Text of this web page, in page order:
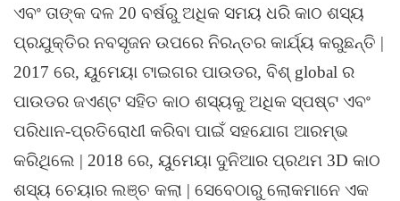
ଏବଂ ତାଙ୍କ ଦଳ 20 ବର୍ଷରୁ ଅଧିକ ସମୟ ଧରି କାଠ ଶସ୍ୟ
ପ୍ରଯୁକ୍ତିର ନବସୃଜନ ଉପରେ ନିରନ୍ତର କାର୍ଯ୍ୟ କରୁଛନ୍ତି |
2017 ରେ, ୟୁମେୟା ଟାଇଗର ପାଉଡର, ବିଶ୍ global ର
ପାଉଡର ଜଏଣ୍ଟ ସହିତ କାଠ ଶସ୍ୟକୁ ଅଧିକ ସ୍ପଷ୍ଟ ଏବଂ
ପରିଧାନ-ପ୍ରତିରୋଧୀ କରିବା ପାଇଁ ସହଯୋଗ ଆରମ୍ଭ
କରିଥିଲେ | 2018 ରେ, ୟୁମେୟା ଦୁନିଆର ପ୍ରଥମ 3D କାଠ
ଶସ୍ୟ ଚେୟାର ଲଞ୍ଚ କଲା | ସେବେଠାରୁ ଲୋକମାନେ ଏକ